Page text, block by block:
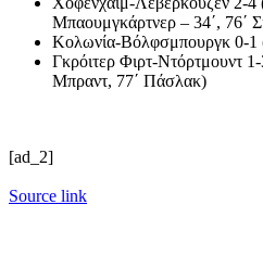
Μπαουμγκάρτνερ – 34΄, 76΄
Κολωνία-Βόλφσμπουργκ 0-1
Γκρόιτερ Φιρτ-Ντόρτμουντ
Μπραντ, 77΄ Πάσλακ)
[ad_2]
Source link